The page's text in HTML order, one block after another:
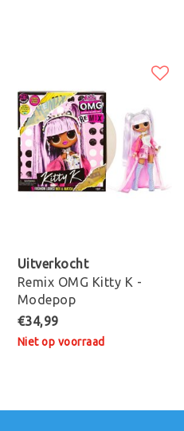
Uitverkocht
Remix OMG Kitty K -
Modepop
€34,99
Niet op voorraad